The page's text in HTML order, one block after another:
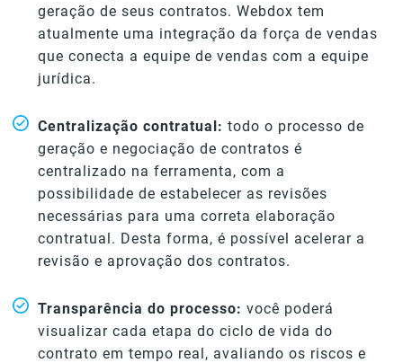
geração de seus contratos. Webdox tem
atualmente uma integração da força de vendas
que conecta a equipe de vendas com a equipe
jurídica.
Centralização contratual: todo o processo de
geração e negociação de contratos é
centralizado na ferramenta, com a
possibilidade de estabelecer as revisões
necessárias para uma correta elaboração
contratual. Desta forma, é possível acelerar a
revisão e aprovação dos contratos.
Transparência do processo: você poderá
visualizar cada etapa do ciclo de vida do
contrato em tempo real, avaliando os riscos e